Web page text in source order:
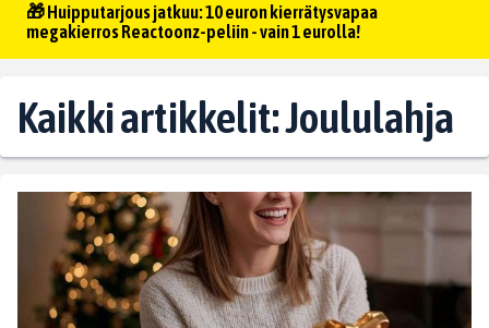
🎁 Huipputarjous jatkuu: 10 euron kierrätysvapaa
megakierros Reactoonz-peliin - vain 1 eurolla!
Kaikki artikkelit: Joululahja